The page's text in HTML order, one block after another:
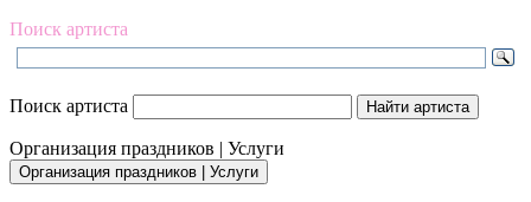
Поиск артиста
Поиск артиста
Организация праздников | Услуги
Организация праздников | Услуги